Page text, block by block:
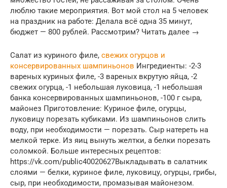
люблю такие мероприятия. Вот мой стол на 5 человек
на праздник на работе: Делала всё одна 35 минут,
бюджет — 800 рублей. Рассмотрим? Читать далее →
Салат из куриного филе, свежих огурцов и
консервированных шампиньонов Ингредиенты: -2-3
вареных куриных филе, -3 вареных вкрутую яйца, -2
свежих огурца, -1 небольшая луковица, -1 небольшая
банка консервированных шампиньонов, -100 г сыра,
майонез Приготовление: Куриное филе, огурцы,
луковицу порезать кубиками. Из шампиньонов слить
воду, при необходимости — порезать. Сыр натереть на
мелкой терке. Из яиц вынуть желтки, а белки порезать
соломкой. Больше интересных рецептов:
https://vk.com/public40020627Выкладывать в салатник
слоями — белки, куриное филе, луковицу, огурцы, грибы,
сыр, при необходимости, промазывая майонезом.